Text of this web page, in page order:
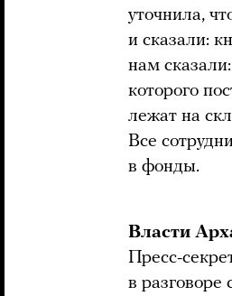
уточнила,
и сказали:
нам
которого
лежат на
Все
в фонды.
Власти
Пресс-
в разговоре